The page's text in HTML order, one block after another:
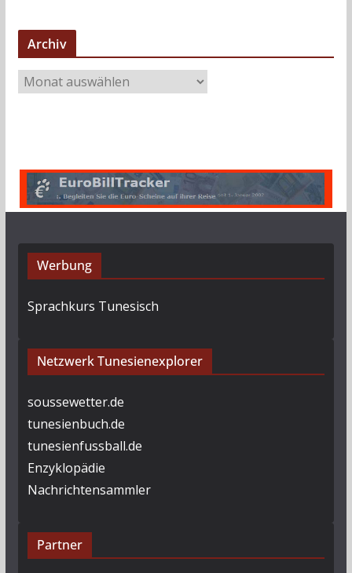
Archiv
r
Werbung
Sprachkurs Tunesisch
Netzwerk Tunesienexplorer
soussewetter.de
tunesienbuch.de
tunesienfussball.de
Enzyklopädie
Nachrichtensammler
Partner